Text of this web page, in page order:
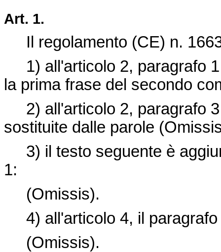
Art. 1.
Il regolamento (CE) n.
1) all'articolo 2, paragrafo
la prima frase del secondo
2) all'articolo 2, paragrafo
sostituite dalle parole
3) il testo seguente è
1:
(Omissis).
4) all'articolo 4, il paragrafo
(Omissis).